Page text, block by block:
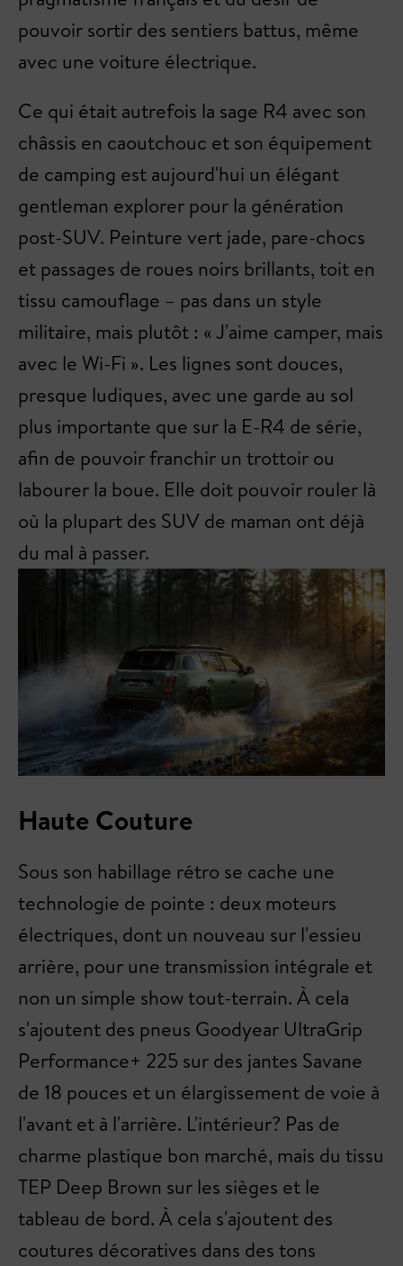
pouvoir sortir des sentiers battus, même
avec une voiture électrique.
Ce qui était autrefois la sage R4 avec son
châssis en caoutchouc et son équipement
de camping est aujourd'hui un élégant
gentleman explorer pour la génération
post-SUV. Peinture vert jade, pare-chocs
et passages de roues noirs brillants, toit en
tissu camouflage – pas dans un style
militaire, mais plutôt : « J'aime camper, mais
avec le Wi-Fi ». Les lignes sont douces,
presque ludiques, avec une garde au sol
plus importante que sur la E-R4 de série,
afin de pouvoir franchir un trottoir ou
labourer la boue. Elle doit pouvoir rouler là
où la plupart des SUV de maman ont déjà
du mal à passer.
Haute Couture
Sous son habillage rétro se cache une
technologie de pointe : deux moteurs
électriques, dont un nouveau sur l'essieu
arrière, pour une transmission intégrale et
non un simple show tout-terrain. À cela
s'ajoutent des pneus Goodyear UltraGrip
Performance+ 225 sur des jantes Savane
de 18 pouces et un élargissement de voie à
l'avant et à l'arrière. L'intérieur? Pas de
charme plastique bon marché, mais du tissu
TEP Deep Brown sur les sièges et le
tableau de bord. À cela s'ajoutent des
coutures décoratives dans des tons